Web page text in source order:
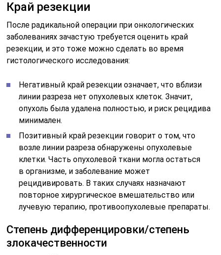
Край резекции
После радикальной операции при онкологических
заболеваниях зачастую требуется оценить край
резекции, и это тоже можно сделать во время
гистологического исследования:
Негативный край резекции означает, что вблизи
линии разреза нет опухолевых клеток. Значит,
опухоль была удалена полностью, и риск рецидива
минимален.
Позитивный край резекции говорит о том, что
возле линии разреза обнаружены опухолевые
клетки. Часть опухолевой ткани могла остаться
в организме, и заболевание может
рецидивировать. В таких случаях назначают
повторное хирургическое вмешательство или
лучевую терапию, противоопухолевые препараты.
Степень дифференцировки/степень
злокачественности